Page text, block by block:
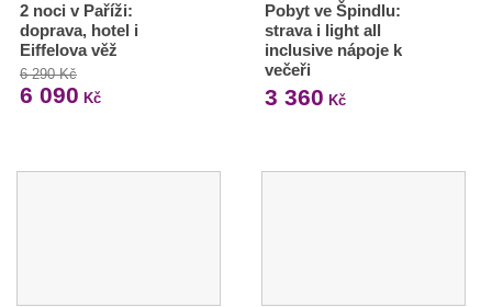
2 noci v Paříži:
doprava, hotel i
Eiffelova věž
6 290 Kč
6 090 Kč
Pobyt ve Špindlu:
strava i light all
inclusive nápoje k
večeři
3 360 Kč